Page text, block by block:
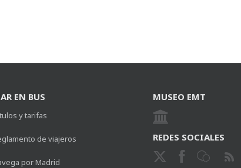
EN BUS
y tarifas
de viajeros
por Madrid
MUSEO EMT
REDES SOCIALES